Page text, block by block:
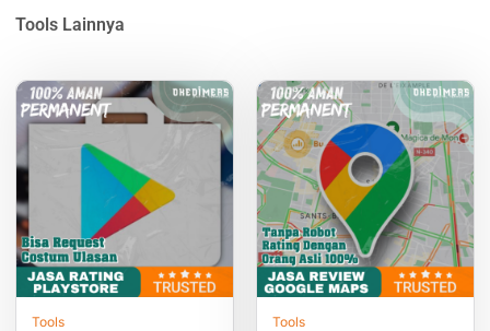
Tools Lainnya
Tools
Tools